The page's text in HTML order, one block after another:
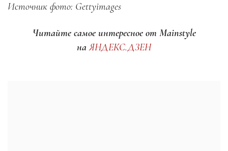
Источник фото: Gettyimages
Читайте самое интересное от Mainstyle
наЯНДЕКС.ДЗЕН